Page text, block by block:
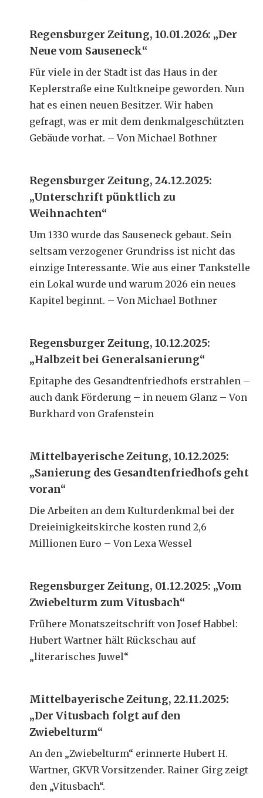
Regensburger Zeitung, 10.01.2026: „Der
Neue vom Sauseneck“
Für viele in der Stadt ist das Haus in der
Keplerstraße eine Kultkneipe geworden. Nun
hat es einen neuen Besitzer. Wir haben
gefragt, was er mit dem denkmalgeschützten
Gebäude vorhat. – Von Michael Bothner
Regensburger Zeitung, 24.12.2025:
„Unterschrift pünktlich zu
Weihnachten“
Um 1330 wurde das Sauseneck gebaut. Sein
seltsam verzogener Grundriss ist nicht das
einzige Interessante. Wie aus einer Tankstelle
ein Lokal wurde und warum 2026 ein neues
Kapitel beginnt. – Von Michael Bothner
Regensburger Zeitung, 10.12.2025:
„Halbzeit bei Generalsanierung“
Epitaphe des Gesandtenfriedhofs erstrahlen –
auch dank Förderung – in neuem Glanz – Von
Burkhard von Grafenstein
Mittelbayerische Zeitung, 10.12.2025:
„Sanierung des Gesandtenfriedhofs geht
voran“
Die Arbeiten an dem Kulturdenkmal bei der
Dreieinigkeitskirche kosten rund 2,6
Millionen Euro – Von Lexa Wessel
Regensburger Zeitung, 01.12.2025: „Vom
Zwiebelturm zum Vitusbach“
Frühere Monatszeitschrift von Josef Habbel:
Hubert Wartner hält Rückschau auf
„literarisches Juwel“
Mittelbayerische Zeitung, 22.11.2025:
„Der Vitusbach folgt auf den
Zwiebelturm“
An den „Zwiebelturm“ erinnerte Hubert H.
Wartner, GKVR Vorsitzender. Rainer Girg zeigt
den „Vitusbach“.